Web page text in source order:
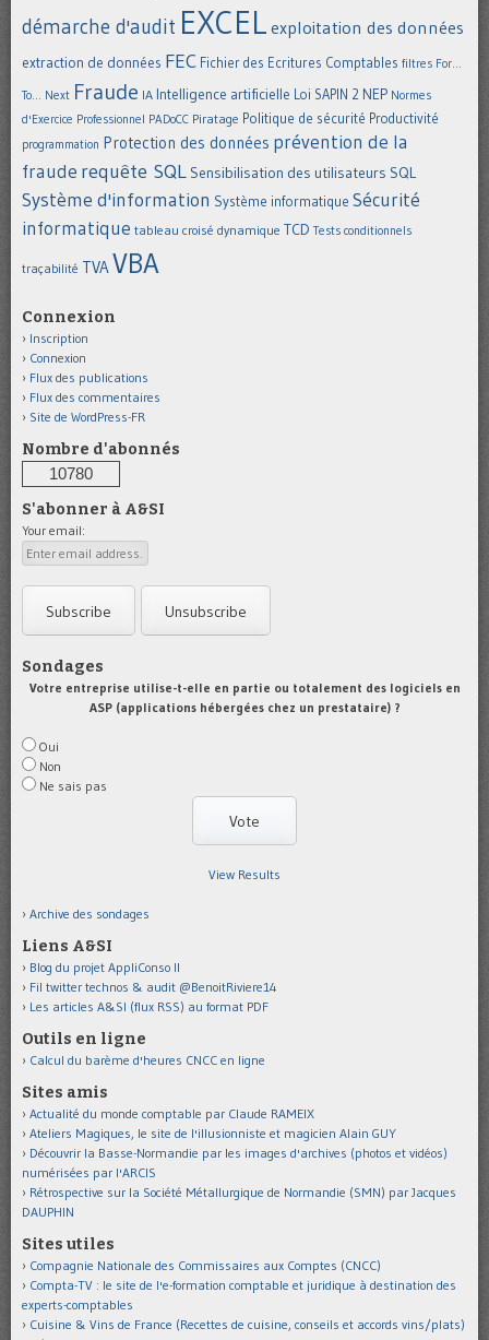
démarche d'audit EXCEL exploitation des données
extraction de données FEC Fichier des Ecritures Comptables filtres For...
To... Next Fraude IA Intelligence artificielle Loi SAPIN 2 NEP Normes
d'Exercice Professionnel PADoCC Piratage Politique de sécurité Productivité
programmation Protection des données prévention de la
fraude requête SQL Sensibilisation des utilisateurs SQL
Système d'information Système informatique Sécurité
informatique tableau croisé dynamique TCD Tests conditionnels
traçabilité TVAVBA
Connexion
Inscription
Connexion
Flux des publications
Flux des commentaires
Site de WordPress-FR
Nombre d'abonnés
10780
S'abonner à A&SI
Your email:
Sondages
Votre entreprise utilise-t-elle en partie ou totalement des logiciels en
ASP (applications hébergées chez un prestataire) ?
Oui
Non
Ne sais pas
View Results
Archive des sondages
Liens A&SI
Blog du projet AppliConso II
Fil twitter technos & audit @BenoitRiviere14
Les articles A&SI (flux RSS) au format PDF
Outils en ligne
Calcul du barème d'heures CNCC en ligne
Sites amis
Actualité du monde comptable par Claude RAMEIX
Ateliers Magiques, le site de l'illusionniste et magicien Alain GUY
Découvrir la Basse-Normandie par les images d'archives (photos et vidéos)
numérisées par l'ARCIS
Rétrospective sur la Société Métallurgique de Normandie (SMN) par Jacques
DAUPHIN
Sites utiles
Compagnie Nationale des Commissaires aux Comptes (CNCC)
Compta-TV : le site de l'e-formation comptable et juridique à destination des
experts-comptables
Cuisine & Vins de France (Recettes de cuisine, conseils et accords vins/plats)